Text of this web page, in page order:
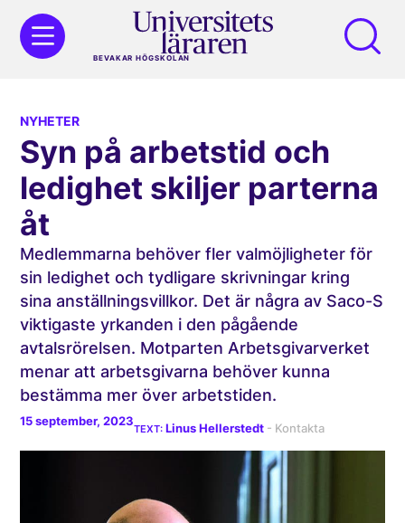
BEVAKAR HÖGSKOLAN
NYHETER
Syn på arbetstid och
ledighet skiljer parterna
åt
Medlemmarna behöver fler valmöjligheter för
sin ledighet och tydligare skrivningar kring
sina anställningsvillkor. Det är några av Saco-S
viktigaste yrkanden i den pågående
avtalsrörelsen. Motparten Arbetsgivarverket
menar att arbetsgivarna behöver kunna
bestämma mer över arbetstiden.
15 september, 2023
Linus Hellerstedt